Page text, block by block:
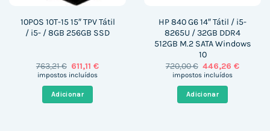
10POS 10T-15 15″ TPV Tátil
/ i5- / 8GB 256GB SSD
763,21€ O
preço
era:
763,21 €.
611,11€O
impostos incluídos
Adicionar
HP 840 G6 14″ Tátil / i5-
8265U / 32GB DDR4
512GB M.2 SATA Windows
10
720,00€ O
preço
era:
720,00 €.
446,26€O
impostos incluídos
Adicionar